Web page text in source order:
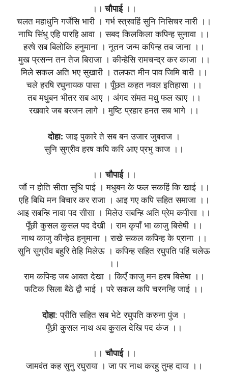
।। चौपाई।।
चलत महाधुनि गर्जेसि भारी । गर्भ स्त्रवहिं सुनि निसिचर नारी ।।
नाघि सिंधु एहि पारहि आवा । सबद किलकिला कपिन्ह सुनावा ।।
हरषे सब बिलोकि हनुमाना । नूतन जन्म कपिन्ह तब जाना ।।
मुख प्रसन्न तन तेज बिराजा । कीन्हेसि रामचन्द्र कर काजा ।।
मिले सकल अति भए सुखारी । तलफत मीन पाव जिमि बारी ।।
चले हरषि रघुनायक पासा । पूँछत कहत नवल इतिहासा ।।
तब मधुबन भीतर सब आए । अंगद संमत मधु फल खाए ।।
रखवारे जब बरजन लागे । मुष्टि प्रहार हनत सब भागे ।।
दोहा: जाइ पुकारे ते सब बन उजार जुबराज ।
सुनि सुग्रीव हरष कपि करि आए प्रभु काज ।।
।।चौपाई ।।
जौं न होति सीता सुधि पाई । मधुबन के फल सकहिं कि खाई ।।
एहि बिधि मन बिचार कर राजा । आइ गए कपि सहित समाजा ।।
आइ सबन्हि नावा पद सीसा । मिलेउ सबन्हि अति प्रेम कपीसा ।।
पूँछी कुसल कुसल पद देखी । राम कृपाँ भा काजु बिसेषी ।।
नाथ काजु कीन्हेउ हनुमाना । राखे सकल कपिन्ह के प्राना ।।
सुनि सुग्रीव बहुरि तेहि मिलेऊ । कपिन्ह सहित रघुपति पहिं चलेऊ
।।
राम कपिन्ह जब आवत देखा । किएँ काजु मन हरष बिसेषा ।।
फटिक सिला बैठे द्वौ भाई । परे सकल कपि चरनन्हि जाई ।।
दोहा: प्रीति सहित सब भेटे रघुपति करुना पुंज ।
पूँछी कुसल नाथ अब कुसल देखि पद कंज ।।
।।चौपाई ।।
जामवंत कह सुनु रघुराया । जा पर नाथ करहु तुम्ह दाया ।।